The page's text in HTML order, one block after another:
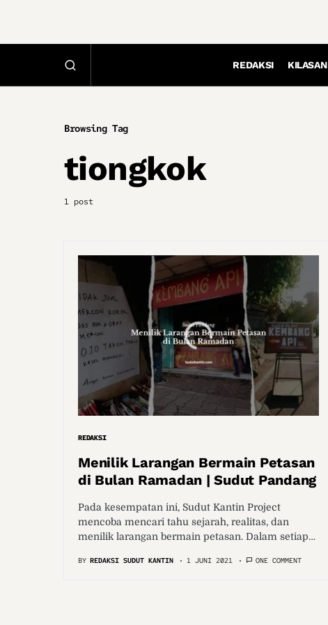
REDAKSI KILASAN
Browsing Tag
tiongkok
1 post
REDAKSI
Menilik Larangan Bermain Petasan
di Bulan Ramadan | Sudut Pandang
Pada kesempatan ini, Sudut Kantin Project
mencoba mencari tahu sejarah, realitas, dan
menilik larangan bermain petasan. Dalam setiap…
BY REDAKSI SUDUT KANTIN 1 JUNI 2021 ONE COMMENT